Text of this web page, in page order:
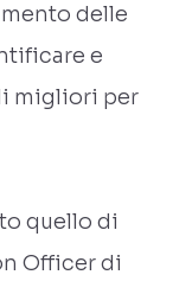
delle
e
migliori per
quello di
Officer di